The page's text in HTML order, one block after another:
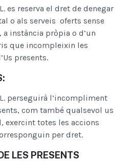
es reserva el dret de denegar
o als serveis oferts sense
instància pròpia o d’un
que incompleixin les
presents.
perseguirà l’incompliment
com també qualsevol us
exercint totes les accions
per dret.
LES PRESENTS